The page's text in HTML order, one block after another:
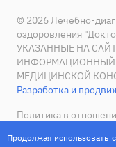
© 2026 Лечебно-
оздоровления
УКАЗАННЫЕ НА
ИНФОРМАЦИОННЫЙ
МЕДИЦИНСКОЙ
Разработка и
Политика в
Информация об
Продолжая использовать